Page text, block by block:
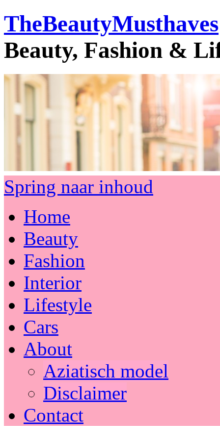
TheBeautyMusthaves
Beauty, Fashion &
Spring naar inhoud
Home
Beauty
Fashion
Interior
Lifestyle
Cars
About
Aziatisch model
Disclaimer
Contact